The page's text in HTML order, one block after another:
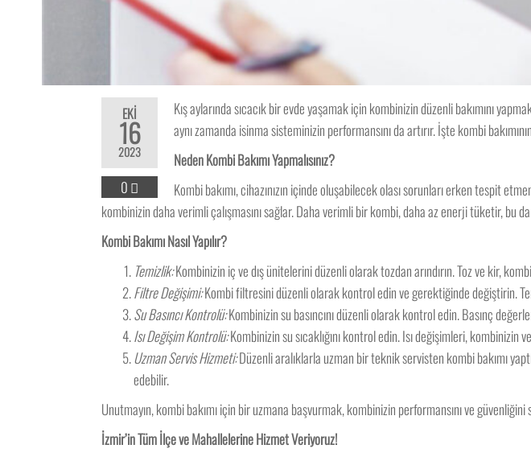
EKI
16
2023
0
Kış aylarında sıcacık bir evde yaşamak için kombinizin düzenli bakımını
aynı zamanda isinma sisteminizin performansını da artırır. İşte kombi
Neden Kombi Bakımı Yapmalısınız?
Kombi bakımı, cihazınızın içinde oluşabilecek olası sorunları erken tespit
kombinizin daha verimli çalışmasını sağlar. Daha verimli bir kombi, daha az enerji tüketir, bu
Kombi Bakımı Nasıl Yapılır?
Temizlik:Kombinizin iç ve dış ünitelerini düzenli olarak tozdan arındırın. Toz ve kir,
Filtre Değişimi:Kombi filtresini düzenli olarak kontrol edin ve gerektiğinde değiştirin.
Su Basıncı Kontrolü:Kombinizin su basıncını düzenli olarak kontrol edin. Basınç
Isı Değişim Kontrolü:Kombinizin su sıcaklığını kontrol edin. Isı değişimleri, kombinizin
Uzman Servis Hizmeti:Düzenli aralıklarla uzman bir teknik servisten kombi bakımı
edebilir.
Unutmayın, kombi bakımı için bir uzmana başvurmak, kombinizin performansını ve
İzmir’in Tüm İlçe ve Mahallelerine Hizmet Veriyoruz!